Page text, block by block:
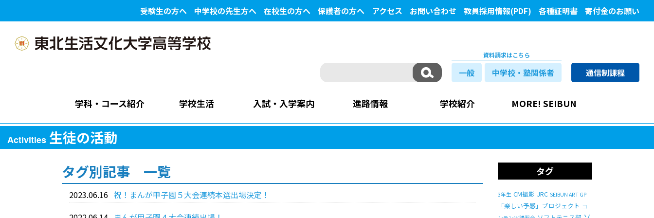
受験生の方へ 中学校の先生方へ 在校生の方へ 保護者の方へ アクセス お問い合わせ 教員採用情報(PDF) 各種証明書 寄付金のお願い
資料請求はこちら
一般 中学校・塾関係者 通信制課程
学科・コース紹介 学校生活 入試・入学案内 進路情報 学校紹介 MORE! SEIBUN
Activities 生徒の活動
タグ別記事 一覧
2023.06.16 祝！まんが甲子園５大会連続本選出場決定！
タグ
3年生 CM撮影 JRC SEIBUN ART GP
「楽しい予感」プロジェクト コ